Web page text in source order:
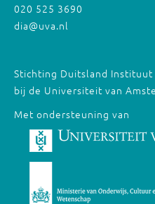
020 525 3690
dia@uva.nl
Stichting Duitsland Instituut
bij de Universiteit van
Met ondersteuning van